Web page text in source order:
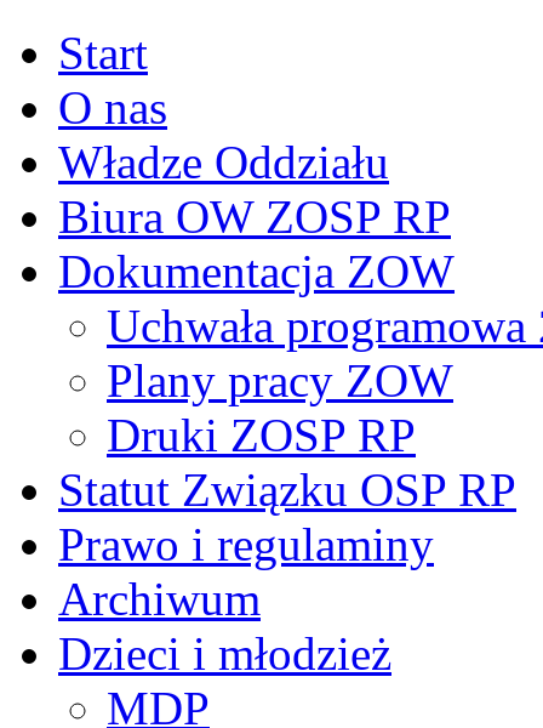
Start
O nas
Władze Oddziału
Biura OW ZOSP RP
Dokumentacja ZOW
Uchwała
Plany pracy ZOW
Druki ZOSP RP
Statut Związku OSP RP
Prawo i regulaminy
Archiwum
Dzieci i młodzież
MDP